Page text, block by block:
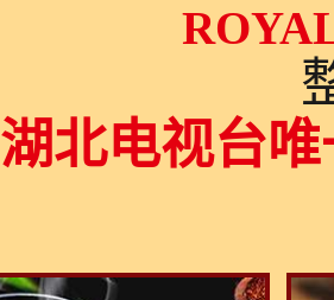
湖北电视台